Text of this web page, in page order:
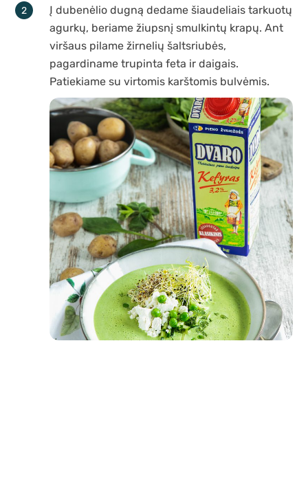
Į dubenėlio dugną dedame šiaudeliais tarkuotų
agurkų, beriame žiupsnį smulkintų krapų. Ant
viršaus pilame žirnelių šaltsriubės,
pagardiname trupinta feta ir daigais.
Patiekiame su virtomis karštomis bulvėmis.